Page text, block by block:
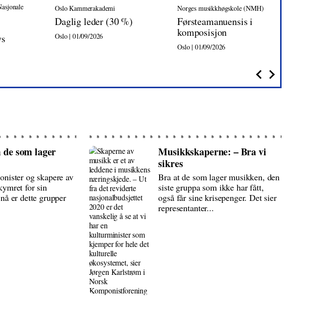
Oslo Kammerakademi
Daglig leder (30 %)
Oslo | 01/09/2026
Norges musikkhøgskole (NMH)
Førsteamanuensis i
komposisjon
Oslo | 01/09/2026
som lager
og skapere av
for sin
er dette grupper
Musikkskaperne: – Bra vi
sikres
Bra at de som lager musikken, den
siste gruppa som ikke har fått,
også får sine krisepenger. Det sier
representanter...